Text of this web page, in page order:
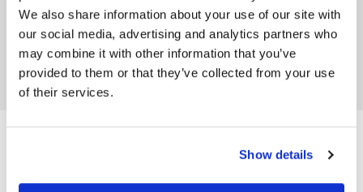
We also share information about your use of our site with
our social media, advertising and analytics partners who
may combine it with other information that you’ve
provided to them or that they’ve collected from your use
of their services.
Show details
Sól potasowa - cena w
województwach